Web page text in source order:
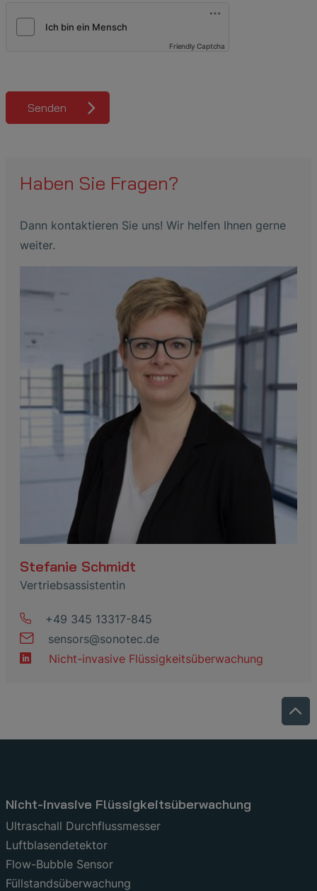
Friendly Captcha
Senden
Haben Sie Fragen?
Dann kontaktieren Sie uns! Wir helfen Ihnen gerne
weiter.
Stefanie Schmidt
Vertriebsassistentin
+49 345 13317-845
sensors@sonotec.de
Nicht-invasive Flüssigkeitsüberwachung
Nicht-invasive Flüssigkeitsüberwachung
Ultraschall Durchflussmesser
Luftblasendetektor
Flow-Bubble Sensor
Füllstandsüberwachung